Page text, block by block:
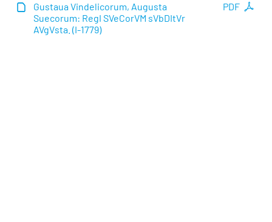
PDF
Gustaua Vindelicorum, Augusta
Suecorum: RegI SVeCorVM sVbDItVr
AVgVsta. (I-1779)